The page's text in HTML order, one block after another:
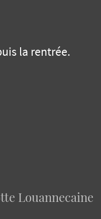
la rentrée.
Louannecaine